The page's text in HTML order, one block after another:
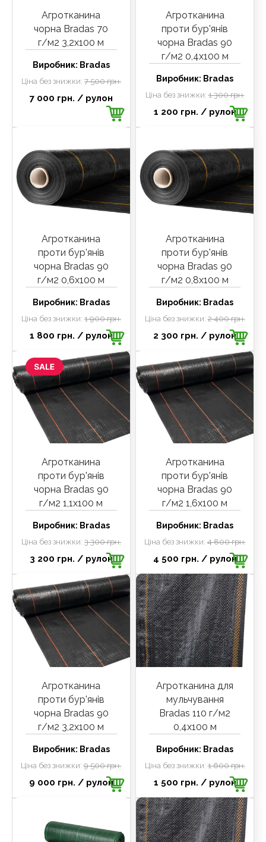
Агротканина
чорна Bradas 70
г/м2 3,2х100 м
Виробник: Bradas
Ціна без знижки: 7 500 грн.
7 000 грн. / рулон
Агротканина
проти бур'янів
чорна Bradas 90
г/м2 0,4х100 м
Виробник: Bradas
Ціна без знижки:1 300 грн.
1 200 грн. / рулон
Агротканина
проти бур'янів
чорна Bradas 90
г/м2 0,6х100 м
Виробник: Bradas
Ціна без знижки: 1 900 грн.
1 800 грн. / рулон
Агротканина
проти бур'янів
чорна Bradas 90
г/м2 0,8х100 м
Виробник: Bradas
Ціна без знижки:2 400 грн.
2 300 грн. / рулон
Агротканина
проти бур'янів
чорна Bradas 90
г/м2 1,1х100 м
Виробник: Bradas
Ціна без знижки: 3 300 грн.
3 200 грн. / рулон
Агротканина
проти бур'янів
чорна Bradas 90
г/м2 1,6х100 м
Виробник: Bradas
Ціна без знижки:4 800 грн.
4 500 грн. / рулон
Агротканина
проти бур'янів
чорна Bradas 90
г/м2 3,2х100 м
Виробник: Bradas
Ціна без знижки:9 500 грн.
9 000 грн. / рулон
Агротканина для
мульчування
Bradas 110 г/м2
0,4х100 м
Виробник: Bradas
Ціна без знижки:1 600 грн.
1 500 грн. / рулон